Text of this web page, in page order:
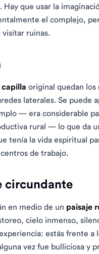
Hay que usar la
el complejo,
visitar ruinas.
capilla original quedan
laterales. Se puede
— era considerable
rural — lo que da
tenía la vida espiritual
de trabajo.
circundante
en medio de un paisaje
cielo inmenso,
estás frente a
vez fue bulliciosa y